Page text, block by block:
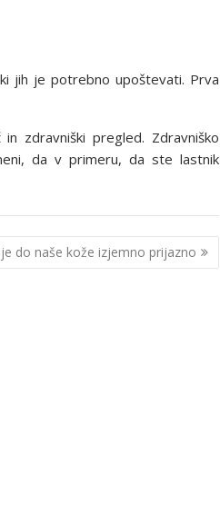
jih je potrebno upoštevati. Prva
zdravniški pregled. Zdravniško
da v primeru, da ste lastnik
do naše kože izjemno prijazno